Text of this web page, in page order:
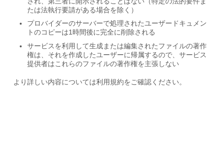
たは法執行要請がある場合を除く）
プロバイダーのサーバーで処理されたユーザードキュメン
トのコピーは1時間後に完全に削除される
サービスを利用して生成または編集されたファイルの著作
権は、それを作成したユーザーに帰属するので、サービス
提供者はこれらのファイルの著作権を主張しない
より詳しい内容については利用規約をご確認ください。